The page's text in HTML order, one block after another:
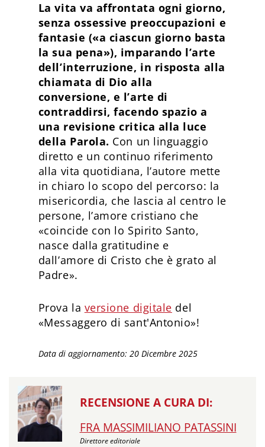
La vita va affrontata ogni giorno,
senza ossessive preoccupazioni e
fantasie («a ciascun giorno basta
la sua pena»), imparando l’arte
dell’interruzione, in risposta alla
chiamata di Dio alla
conversione, e l’arte di
contraddirsi, facendo spazio a
una revisione critica alla luce
della Parola. Con un linguaggio
diretto e un continuo riferimento
alla vita quotidiana, l’autore mette
in chiaro lo scopo del percorso: la
misericordia, che lascia al centro le
persone, l’amore cristiano che
«coincide con lo Spirito Santo,
nasce dalla gratitudine e
dall’amore di Cristo che è grato al
Padre».
Prova la versione digitale del
«Messaggero di sant'Antonio»!
Data di aggiornamento: 20 Dicembre 2025
RECENSIONE A CURA DI:
FRA MASSIMILIANO PATASSINI
Direttore editoriale